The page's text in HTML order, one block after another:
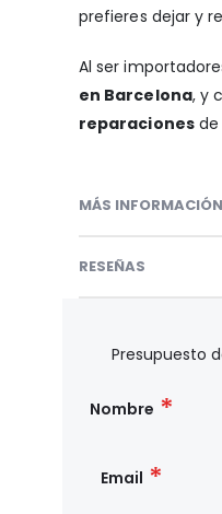
prefieres dejar y
Al ser
en Barcelona, y
reparacionesde
MÁS INFORMACIÓN
RESEÑAS
Presupuesto
Nombre
Email